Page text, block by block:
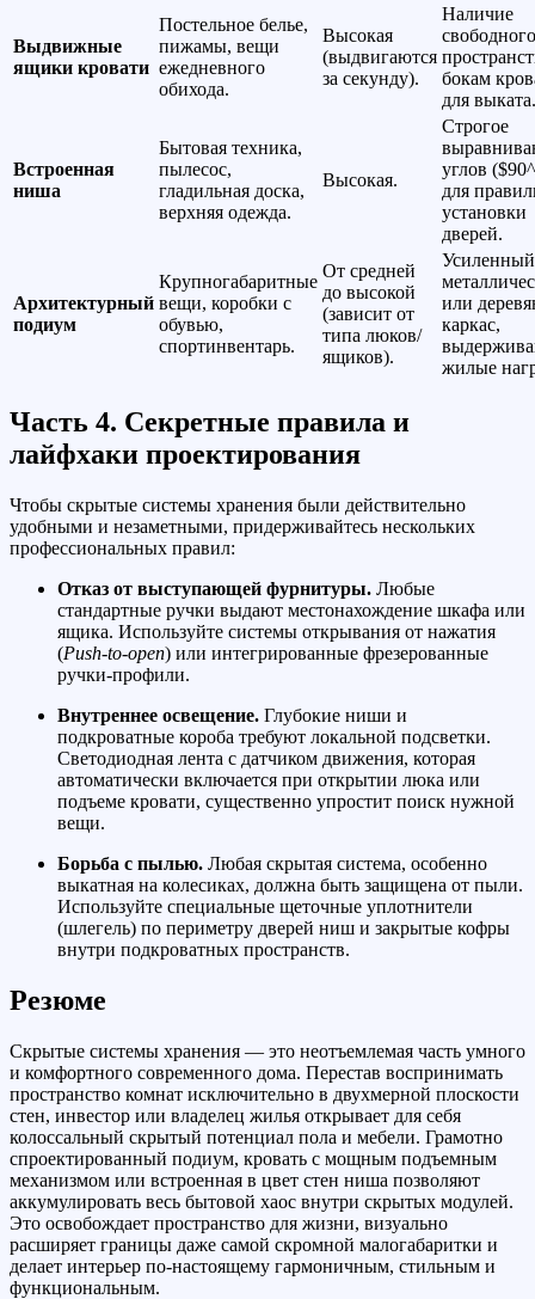
Выдвижные
ящики кровати
Постельное белье,
пижамы, вещи
ежедневного
обихода.
Высокая
(выдвигаются
за секунду).
Наличие
свободного
бокам
для выката.
Встроенная
ниша
Бытовая техника,
пылесос,
гладильная доска,
верхняя одежда.
Высокая.
Строгое
углов (
для
установки
дверей.
Архитектурный
подиум
Крупногабаритные
вещи, коробки с
обувью,
спортинвентарь.
От средней
до высокой
(зависит от
типа люков/
ящиков).
Усиленный
или
каркас,
жилые
Часть 4. Секретные правила и
лайфхаки проектирования
Чтобы скрытые системы хранения были действительно
удобными и незаметными, придерживайтесь нескольких
профессиональных правил:
Отказ от выступающей фурнитуры. Любые
стандартные ручки выдают местонахождение шкафа или
ящика. Используйте системы открывания от нажатия
(Push-to-open) или интегрированные фрезерованные
ручки-профили.
Внутреннее освещение. Глубокие ниши и
подкроватные короба требуют локальной подсветки.
Светодиодная лента с датчиком движения, которая
автоматически включается при открытии люка или
подъеме кровати, существенно упростит поиск нужной
вещи.
Борьба с пылью. Любая скрытая система, особенно
выкатная на колесиках, должна быть защищена от пыли.
Используйте специальные щеточные уплотнители
(шлегель) по периметру дверей ниш и закрытые кофры
внутри подкроватных пространств.
Резюме
Скрытые системы хранения — это неотъемлемая часть умного
и комфортного современного дома. Перестав воспринимать
пространство комнат исключительно в двухмерной плоскости
стен, инвестор или владелец жилья открывает для себя
колоссальный скрытый потенциал пола и мебели. Грамотно
спроектированный подиум, кровать с мощным подъемным
механизмом или встроенная в цвет стен ниша позволяют
аккумулировать весь бытовой хаос внутри скрытых модулей.
Это освобождает пространство для жизни, визуально
расширяет границы даже самой скромной малогабаритки и
делает интерьер по-настоящему гармоничным, стильным и
функциональным.